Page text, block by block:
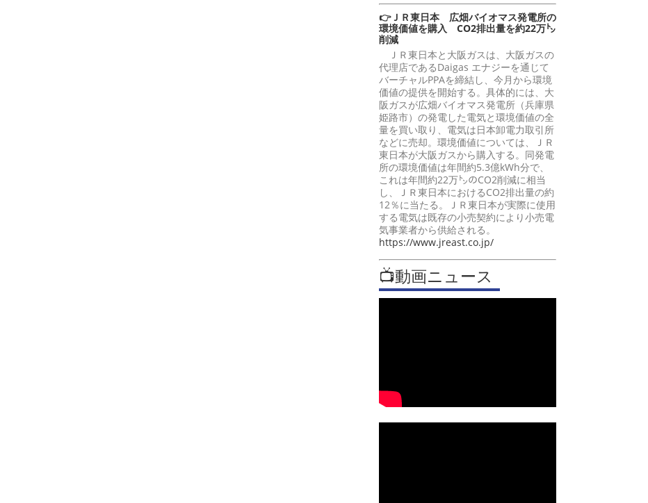
👉ＪＲ東日本 広畑バイオマス発電所の
環境価値を購入 CO2排出量を約22万㌧
削減
ＪＲ東日本と大阪ガスは、大阪ガスの
代理店であるDaigas エナジーを通じて
バーチャルPPAを締結し、今月から環境
価値の提供を開始する。具体的には、大
阪ガスが広畑バイオマス発電所（兵庫県
姫路市）の発電した電気と環境価値の全
量を買い取り、電気は日本卸電力取引所
などに売却。環境価値については、ＪＲ
東日本が大阪ガスから購入する。同発電
所の環境価値は年間約5.3億kWh分で、
これは年間約22万㌧のCO2削減に相当
し、ＪＲ東日本におけるCO2排出量の約
12％に当たる。ＪＲ東日本が実際に使用
する電気は既存の小売契約により小売電
気事業者から供給される。
https://www.jreast.co.jp/
📺動画ニュース